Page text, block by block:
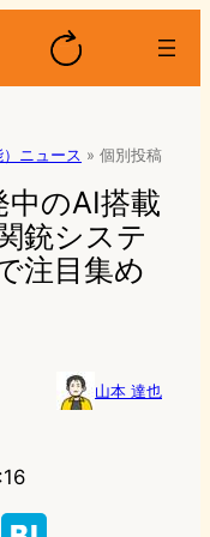
ニュース » 個別投稿
のAI搭載
銃システ
注目集め
山本 達也